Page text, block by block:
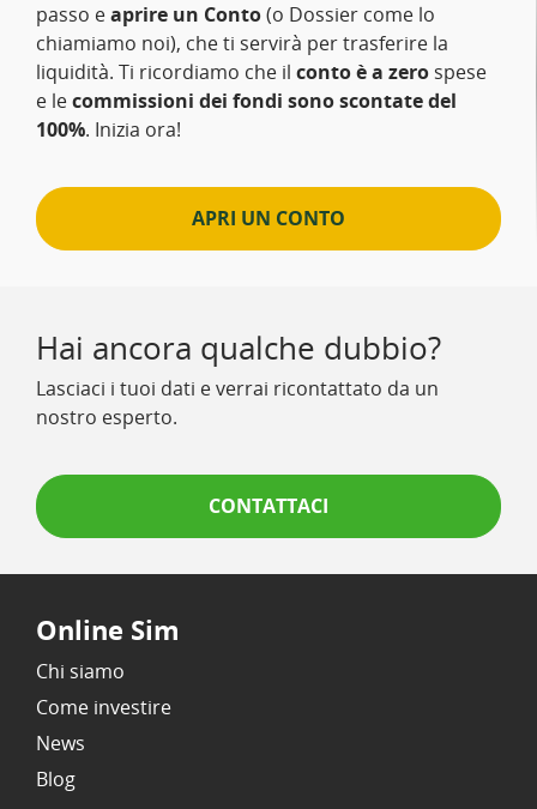
passo eaprire un Conto(o Dossier come lo
chiamiamo noi), che ti servirà per trasferire la
liquidità. Ti ricordiamo che il conto è a zero spese
e lecommissioni dei fondi sono scontate del
100%. Inizia ora!
APRI UN CONTO
Hai ancora qualche dubbio?
Lasciaci i tuoi dati e verrai ricontattato da un
nostro esperto.
CONTATTACI
Online Sim
Chi siamo
Come investire
News
Blog